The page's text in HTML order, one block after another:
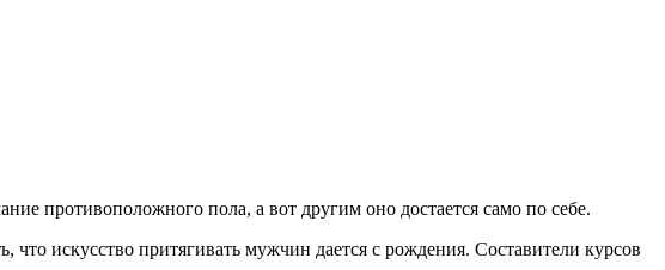
противоположного пола, а вот другим оно достается само по себе.
что искусство притягивать мужчин дается с рождения. Составители курсов